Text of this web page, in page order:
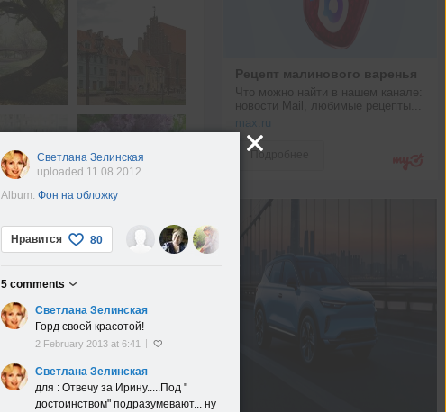
Рецепт малинового варенья
Что можно найти в нашем канале:
новости Mail, любимые рецепты...
max.ru
Подробнее
Светлана Зелинская
uploaded 11.08.2012
Album: Фон на обложку
Нравится 80
5comments
Светлана Зелинская
Горд своей красотой!
2 February 2013 at 6:41
Светлана Зелинская
для : Отвечу за Ирину.....Под "
достоинством" подразумевают... ну